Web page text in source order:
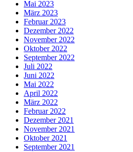
Mai 2023
März 2023
Februar 2023
Dezember 2022
November 2022
Oktober 2022
September 2022
Juli 2022
Juni 2022
Mai 2022
April 2022
März 2022
Februar 2022
Dezember 2021
November 2021
Oktober 2021
September 2021